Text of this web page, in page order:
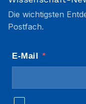
Die wichtigsten
Postfach.